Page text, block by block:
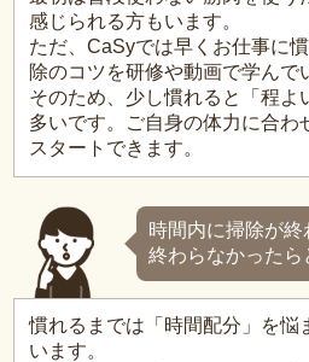
感じられる方もいます。
ただ、CaSyでは早くお仕事に
除のコツを研修や動画で学んで
そのため、少し慣れると「程よ
多いです。ご自身の体力に合わ
スタートできます。
時間内に掃除が
終わらなかったら
慣れるまでは「時間配分」を悩
います。